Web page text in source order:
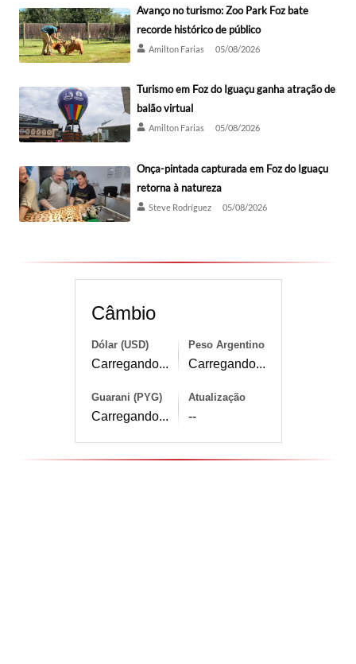
Avanço no turismo: Zoo Park Foz bate
recorde histórico de público
Amilton Farias 05/08/2026
Turismo em Foz do Iguaçu ganha atração de
balão virtual
Amilton Farias 05/08/2026
Onça-pintada capturada em Foz do Iguaçu
retorna à natureza
Steve Rodríguez 05/08/2026
Câmbio
Dólar (USD)
Carregando...
Peso Argentino
Carregando...
Guarani (PYG)
Carregando...
Atualização
--